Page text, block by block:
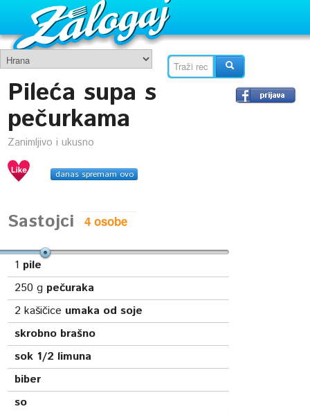
Pileća supa s
pečurkama
Zanimljivo i ukusno
danas spremam ovo
Sastojci
1 pile
250 g pečuraka
2 kašičice umaka od soje
skrobno brašno
sok 1/2 limuna
biber
so